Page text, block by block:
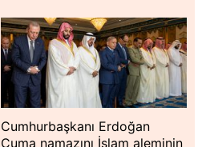
Cumhurbaşkanı Erdoğan
Cuma namazını İslam aleminin